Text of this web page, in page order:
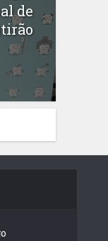
de